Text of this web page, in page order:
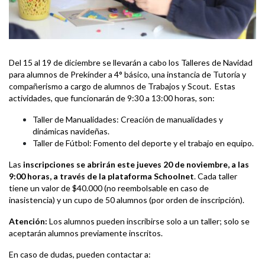
Del 15 al 19 de diciembre se llevarán a cabo los Talleres de Navidad
para alumnos de Prekínder a 4° básico, una instancia de Tutoría y
compañerismo a cargo de alumnos de Trabajos y Scout. Estas
actividades, que funcionarán de 9:30 a 13:00 horas, son:
Taller de Manualidades: Creación de manualidades y
dinámicas navideñas.
Taller de Fútbol: Fomento del deporte y el trabajo en equipo.
Las inscripciones se abrirán este jueves 20 de noviembre, a las
9:00 horas, a través de la plataforma Schoolnet. Cada taller
tiene un valor de $40.000 (no reembolsable en caso de
inasistencia) y un cupo de 50 alumnos (por orden de inscripción).
Atención: Los alumnos pueden inscribirse solo a un taller; solo se
aceptarán alumnos previamente inscritos.
En caso de dudas, pueden contactar a: